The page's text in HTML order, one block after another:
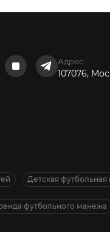
Адрес:
107076,
Детская футбольная
футбольного манежа